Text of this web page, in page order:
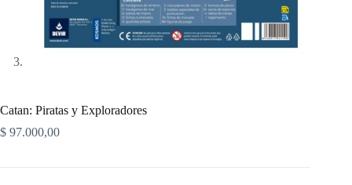
Catan: Piratas y Exploradores
$ 97.000,00